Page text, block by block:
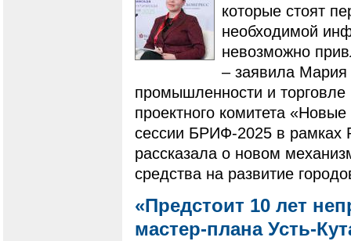
которые стоят
необходимой
невозможно
– заявила Мария
промышленности и
проектного комитета
сессии БРИФ-2025 в рамках
рассказала о новом
средства на развитие
«Предстоит 10 лет
мастер-плана Усть-